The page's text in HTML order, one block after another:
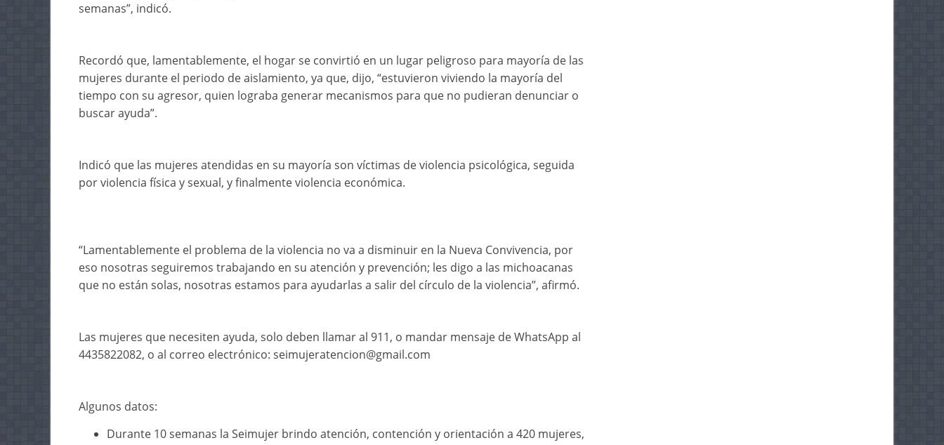
semanas”, indicó.
Recordó que, lamentablemente, el hogar se convirtió en un lugar peligroso para mayoría de las
mujeres durante el periodo de aislamiento, ya que, dijo, “estuvieron viviendo la mayoría del
tiempo con su agresor, quien lograba generar mecanismos para que no pudieran denunciar o
buscar ayuda”.
Indicó que las mujeres atendidas en su mayoría son víctimas de violencia psicológica, seguida
por violencia física y sexual, y finalmente violencia económica.
“Lamentablemente el problema de la violencia no va a disminuir en la Nueva Convivencia, por
eso nosotras seguiremos trabajando en su atención y prevención; les digo a las michoacanas
que no están solas, nosotras estamos para ayudarlas a salir del círculo de la violencia”, afirmó.
Las mujeres que necesiten ayuda, solo deben llamar al 911, o mandar mensaje de WhatsApp al
4435822082, o al correo electrónico: seimujeratencion@gmail.com
Algunos datos:
Durante 10 semanas la Seimujer brindo atención, contención y orientación a 420 mujeres,